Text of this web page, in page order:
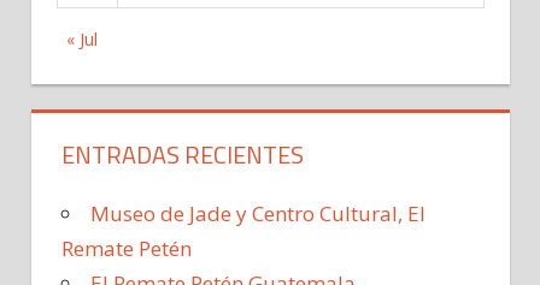
« Jul
ENTRADAS RECIENTES
Museo de Jade y Centro Cultural, El
Remate Petén